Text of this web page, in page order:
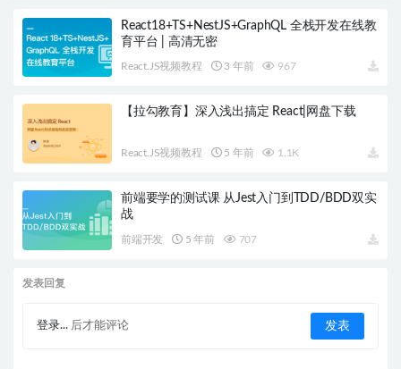
React18+TS+NestJS+GraphQL 全栈开发在线教
育平台 | 高清无密
React.JS视频教程 3 年前 967
【拉勾教育】深入浅出搞定 React|网盘下载
React.JS视频教程 5 年前 1.1K
前端要学的测试课 从Jest入门到TDD/BDD双实
战
前端开发 5 年前 707
发表回复
登录... 后才能评论